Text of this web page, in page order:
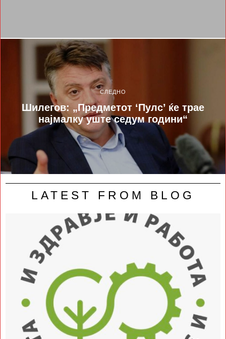
СЛЕДНО
Шилегов: „Предметот ‘Пулс’ ќе трае
најмалку уште седум години“
LATEST FROM BLOG